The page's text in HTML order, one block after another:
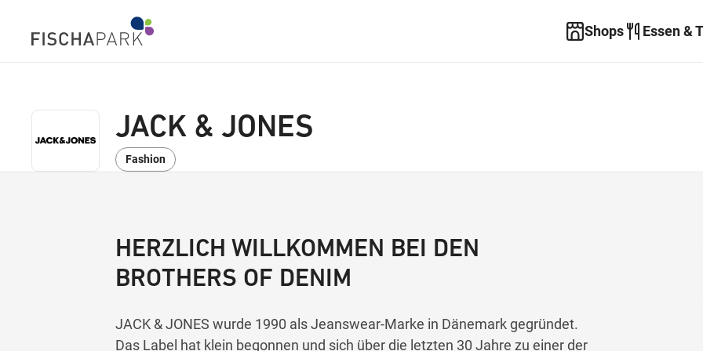
Shops Essen &
JACK & JONES
Fashion
HERZLICH WILLKOMMEN BEI DEN
BROTHERS OF DENIM
JACK & JONES wurde 1990 als Jeanswear-Marke in Dänemark gegründet.
Das Label hat klein begonnen und sich über die letzten 30 Jahre zu einer der